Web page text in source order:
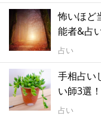
怖いほど
能者&占
占い
手相占い
い師3選！
占い